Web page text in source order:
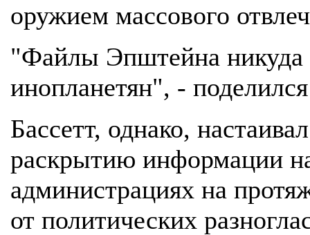
оружием массового
"Файлы Эпштейна никуда
инопланетян", -
Бассетт, однако,
раскрытию информации
администрациях на
от политических